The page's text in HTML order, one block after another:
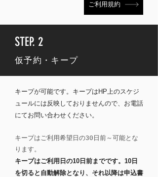
ご利用規約
STEP. 2
仮予約・キープ
キープが可能です。キープはHP上のスケジ
ュールには反映しておりませんので、お電話
にてお問い合わせください。
​キープはご利用希望日の30日前～可能とな
ります。
キープはご利用日の10日前までです。10日
を切ると自動解除となり、それ以降は申込書